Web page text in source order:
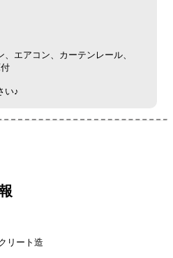
エアコン、カーテンレール、
い♪
リート造